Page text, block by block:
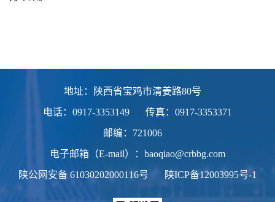
地址：陕西省宝鸡市清姜路80号
电话：0917-3353149
传真：0917-3353371
邮编：721006
电子邮箱（E-mail）：baoqiao@crbbg.com
陕公网安备 61030202000116号 陕ICP备12003995号-1